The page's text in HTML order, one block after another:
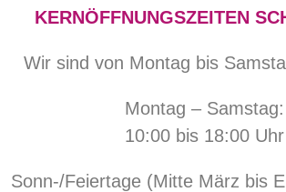
KERNÖFFNUNGSZEITEN
Wir sind von Montag bis
Montag – Samstag:
10:00 bis 18:00 Uhr
Sonn-/Feiertage (Mitte März bis